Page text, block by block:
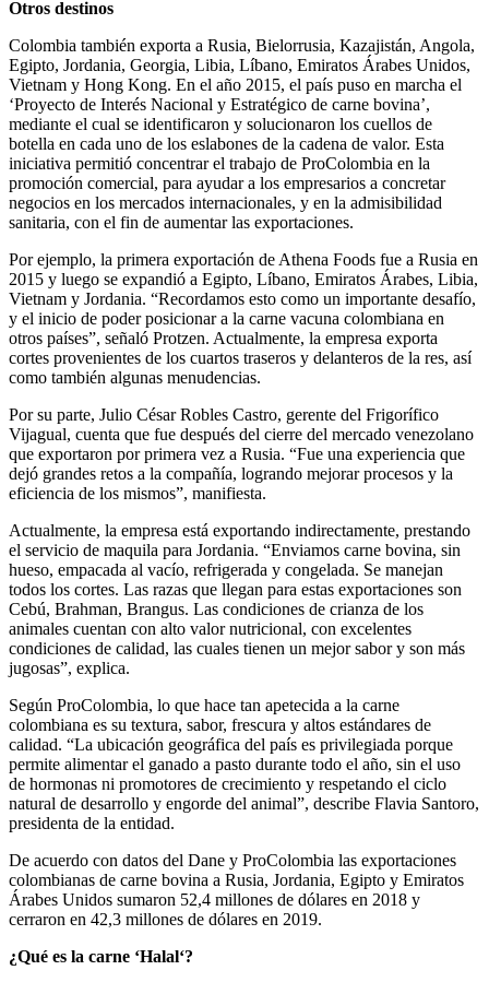
Otros destinos
Colombia también exporta a Rusia, Bielorrusia, Kazajistán, Angola,
Egipto, Jordania, Georgia, Libia, Líbano, Emiratos Árabes Unidos,
Vietnam y Hong Kong. En el año 2015, el país puso en marcha el
‘Proyecto de Interés Nacional y Estratégico de carne bovina’,
mediante el cual se identificaron y solucionaron los cuellos de
botella en cada uno de los eslabones de la cadena de valor. Esta
iniciativa permitió concentrar el trabajo de ProColombia en la
promoción comercial, para ayudar a los empresarios a concretar
negocios en los mercados internacionales, y en la admisibilidad
sanitaria, con el fin de aumentar las exportaciones.
Por ejemplo, la primera exportación de Athena Foods fue a Rusia en
2015 y luego se expandió a Egipto, Líbano, Emiratos Árabes, Libia,
Vietnam y Jordania. “Recordamos esto como un importante desafío,
y el inicio de poder posicionar a la carne vacuna colombiana en
otros países”, señaló Protzen. Actualmente, la empresa exporta
cortes provenientes de los cuartos traseros y delanteros de la res, así
como también algunas menudencias.
Por su parte, Julio César Robles Castro, gerente del Frigorífico
Vijagual, cuenta que fue después del cierre del mercado venezolano
que exportaron por primera vez a Rusia. “Fue una experiencia que
dejó grandes retos a la compañía, logrando mejorar procesos y la
eficiencia de los mismos”, manifiesta.
Actualmente, la empresa está exportando indirectamente, prestando
el servicio de maquila para Jordania. “Enviamos carne bovina, sin
hueso, empacada al vacío, refrigerada y congelada. Se manejan
todos los cortes. Las razas que llegan para estas exportaciones son
Cebú, Brahman, Brangus. Las condiciones de crianza de los
animales cuentan con alto valor nutricional, con excelentes
condiciones de calidad, las cuales tienen un mejor sabor y son más
jugosas”, explica.
Según ProColombia, lo que hace tan apetecida a la carne
colombiana es su textura, sabor, frescura y altos estándares de
calidad. “La ubicación geográfica del país es privilegiada porque
permite alimentar el ganado a pasto durante todo el año, sin el uso
de hormonas ni promotores de crecimiento y respetando el ciclo
natural de desarrollo y engorde del animal”, describe Flavia Santoro,
presidenta de la entidad.
De acuerdo con datos del Dane y ProColombia las exportaciones
colombianas de carne bovina a Rusia, Jordania, Egipto y Emiratos
Árabes Unidos sumaron 52,4 millones de dólares en 2018 y
cerraron en 42,3 millones de dólares en 2019.
¿Qué es la carne ‘Halal‘?